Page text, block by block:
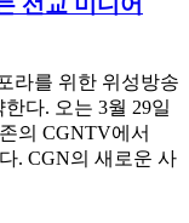
라를 위한 위성방송
다. 오는 3월 29일
의 CGNTV에서
. CGN의 새로운 사